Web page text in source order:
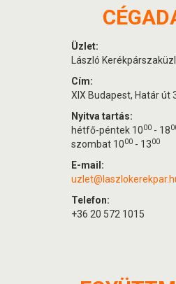
Üzlet:
László
Cím:
XIX Budapest, Határ út
Nyitva tartás:
hétfő-péntek 1000 - 18
szombat 1000 - 1300
E-mail:
Telefon:
+36 20 572 1015